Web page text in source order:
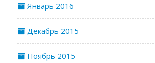
Январь 2016
Декабрь 2015
Ноябрь 2015